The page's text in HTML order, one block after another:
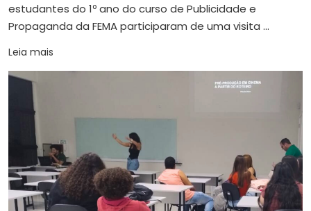
estudantes do 1º ano do curso de Publicidade e
Propaganda da FEMA participaram de uma visita ...
Leia mais